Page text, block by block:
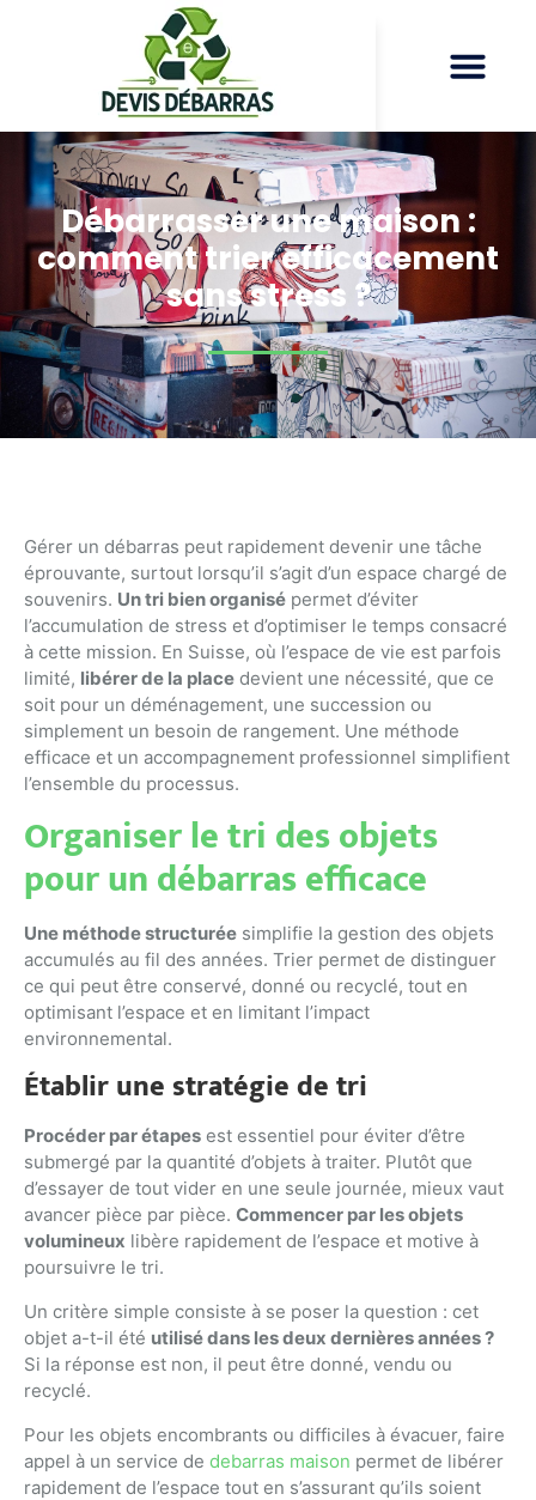
Débarrasser une maison :
comment trier efficacement
sans stress ?
Gérer un débarras peut rapidement devenir une tâche
éprouvante, surtout lorsqu’il s’agit d’un espace chargé de
souvenirs. Un tri bien organisé permet d’éviter
l’accumulation de stress et d’optimiser le temps consacré
à cette mission. En Suisse, où l’espace de vie est parfois
limité, libérer de la place devient une nécessité, que ce
soit pour un déménagement, une succession ou
simplement un besoin de rangement. Une méthode
efficace et un accompagnement professionnel simplifient
l’ensemble du processus.
Organiser le tri des objets
pour un débarras efficace
Une méthode structurée simplifie la gestion des objets
accumulés au fil des années. Trier permet de distinguer
ce qui peut être conservé, donné ou recyclé, tout en
optimisant l’espace et en limitant l’impact
environnemental.
Établir une stratégie de tri
Procéder par étapes est essentiel pour éviter d’être
submergé par la quantité d’objets à traiter. Plutôt que
d’essayer de tout vider en une seule journée, mieux vaut
avancer pièce par pièce. Commencer par les objets
volumineux libère rapidement de l’espace et motive à
poursuivre le tri.
Un critère simple consiste à se poser la question : cet
objet a-t-il été utilisé dans les deux dernières années ?
Si la réponse est non, il peut être donné, vendu ou
recyclé.
Pour les objets encombrants ou difficiles à évacuer, faire
appel à un service de debarras maison permet de libérer
rapidement de l’espace tout en s’assurant qu’ils soient